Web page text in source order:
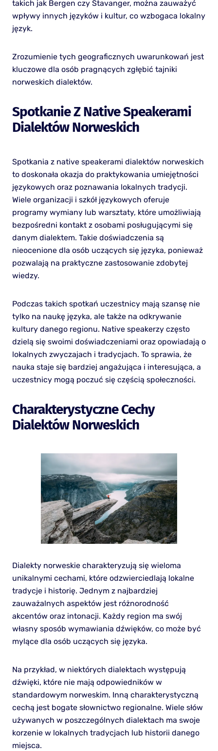
takich jak Bergen czy Stavanger, można zauważyć
wpływy innych języków i kultur, co wzbogaca lokalny
język.
Zrozumienie tych geograficznych uwarunkowań jest
kluczowe dla osób pragnących zgłębić tajniki
norweskich dialektów.
Spotkanie Z Native Speakerami
Dialektów Norweskich
Spotkania z native speakerami dialektów norweskich
to doskonała okazja do praktykowania umiejętności
językowych oraz poznawania lokalnych tradycji.
Wiele organizacji i szkół językowych oferuje
programy wymiany lub warsztaty, które umożliwiają
bezpośredni kontakt z osobami posługującymi się
danym dialektem. Takie doświadczenia są
nieocenione dla osób uczących się języka, ponieważ
pozwalają na praktyczne zastosowanie zdobytej
wiedzy.
Podczas takich spotkań uczestnicy mają szansę nie
tylko na naukę języka, ale także na odkrywanie
kultury danego regionu. Native speakerzy często
dzielą się swoimi doświadczeniami oraz opowiadają o
lokalnych zwyczajach i tradycjach. To sprawia, że
nauka staje się bardziej angażująca i interesująca, a
uczestnicy mogą poczuć się częścią społeczności.
Charakterystyczne Cechy
Dialektów Norweskich
Dialekty norweskie charakteryzują się wieloma
unikalnymi cechami, które odzwierciedlają lokalne
tradycje i historię. Jednym z najbardziej
zauważalnych aspektów jest różnorodność
akcentów oraz intonacji. Każdy region ma swój
własny sposób wymawiania dźwięków, co może być
mylące dla osób uczących się języka.
Na przykład, w niektórych dialektach występują
dźwięki, które nie mają odpowiedników w
standardowym norweskim. Inną charakterystyczną
cechą jest bogate słownictwo regionalne. Wiele słów
używanych w poszczególnych dialektach ma swoje
korzenie w lokalnych tradycjach lub historii danego
miejsca.